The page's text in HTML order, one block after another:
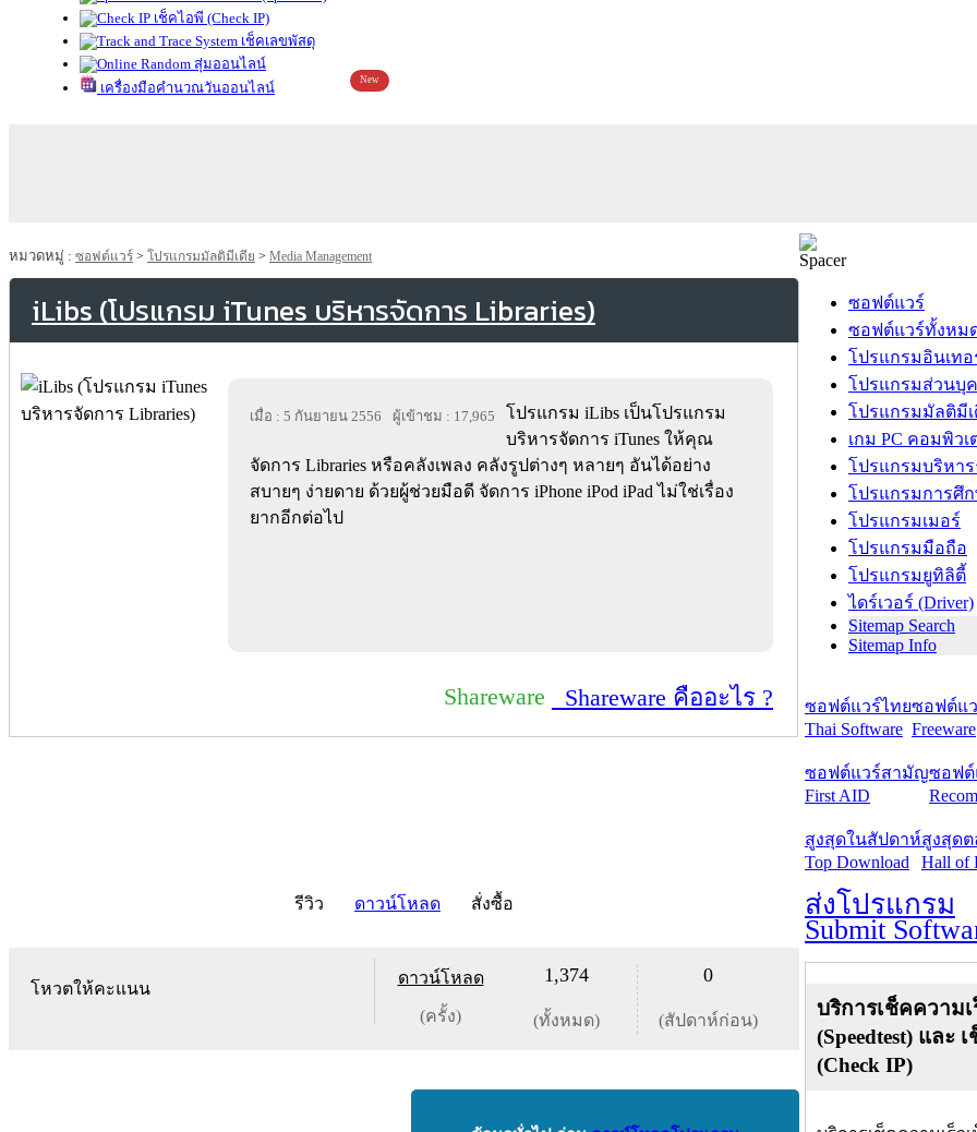
เช็คไอพี (Check IP)
เช็คเลขพัสดุ
สุ่มออนไลน์
เครื่องมือคำนวณวันออนไลน์
New
หมวดหมู่ : ซอฟต์แวร์ > โปรแกรมมัลติมีเดีย > Media Management
iLibs (โปรแกรม iTunes บริหารจัดการ Libraries)
เมื่อ : 5 กันยายน 2556 ผู้เข้าชม : 17,965
โปรแกรม iLibs เป็นโปรแกรม
บริหารจัดการ iTunes ให้คุณ
จัดการ Libraries หรือคลังเพลง คลังรูปต่างๆ หลายๆ อันได้อย่าง
สบายๆ ง่ายดาย ด้วยผู้ช่วยมือดี จัดการ iPhone iPod iPad ไม่ใช่เรื่อง
ยากอีกต่อไป
Shareware Shareware คืออะไร ?
รีวิว ดาวน์โหลด สั่งซื้อ
โหวตให้คะแนน
ดาวน์โหลด
(ครั้ง)
1,374
(ทั้งหมด)
0
(สัปดาห์ก่อน)
ซอฟต์แวร์
ซอฟต์แวร์ทั้งหม
โปรแกรมอินเทอ
โปรแกรมส่วนบุ
โปรแกรมมัลติมีเ
เกม PC คอมพิวเ
โปรแกรมบริหา
โปรแกรมการศึ
โปรแกรมเมอร์
โปรแกรมมือถือ
โปรแกรมยูทิลิตี้
ไดร์เวอร์ (Driver)
Sitemap Search
Sitemap Info
ซอฟต์แวร์ไทย
Thai Software
ซอฟต์แ
Freeware
ซอฟต์แวร์สามัญ
First AID
ซอฟต์
สูงสุดในสัปดาห์
Top Download
สูงสุด
Hall of
ส่งโปรแกรม
Submit
บริการเช็คความเ
(Speedtest) และ
(Check IP)